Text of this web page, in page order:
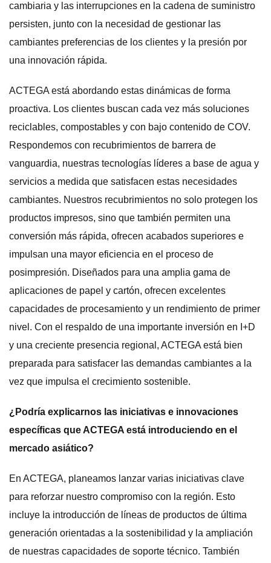
cambiaria y las interrupciones en la cadena de suministro
persisten, junto con la necesidad de gestionar las
cambiantes preferencias de los clientes y la presión por
una innovación rápida.
ACTEGA está abordando estas dinámicas de forma
proactiva. Los clientes buscan cada vez más soluciones
reciclables, compostables y con bajo contenido de COV.
Respondemos con recubrimientos de barrera de
vanguardia, nuestras tecnologías líderes a base de agua y
servicios a medida que satisfacen estas necesidades
cambiantes. Nuestros recubrimientos no solo protegen los
productos impresos, sino que también permiten una
conversión más rápida, ofrecen acabados superiores e
impulsan una mayor eficiencia en el proceso de
posimpresión. Diseñados para una amplia gama de
aplicaciones de papel y cartón, ofrecen excelentes
capacidades de procesamiento y un rendimiento de primer
nivel. Con el respaldo de una importante inversión en I+D
y una creciente presencia regional, ACTEGA está bien
preparada para satisfacer las demandas cambiantes a la
vez que impulsa el crecimiento sostenible.
¿Podría explicarnos las iniciativas e innovaciones
específicas que ACTEGA está introduciendo en el
mercado asiático?
En ACTEGA, planeamos lanzar varias iniciativas clave
para reforzar nuestro compromiso con la región. Esto
incluye la introducción de líneas de productos de última
generación orientadas a la sostenibilidad y la ampliación
de nuestras capacidades de soporte técnico. También